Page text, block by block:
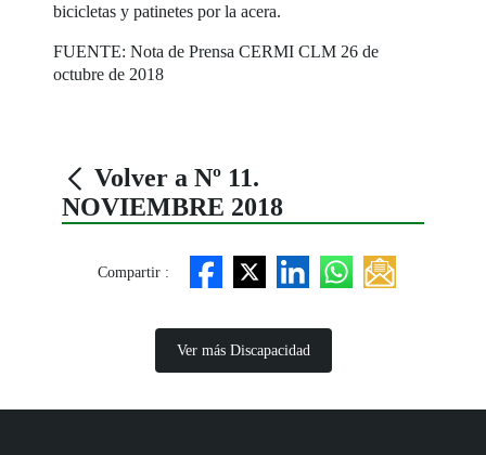
bicicletas y patinetes por la acera.
FUENTE: Nota de Prensa CERMI CLM 26 de
octubre de 2018
Volver a Nº 11.
NOVIEMBRE 2018
Compartir :
Ver más Discapacidad